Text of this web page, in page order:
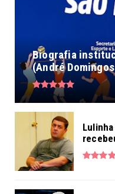
Biografia
(André